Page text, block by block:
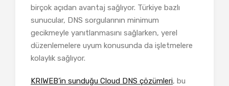
birçok açıdan avantaj sağlıyor. Türkiye bazlı
sunucular, DNS sorgularının minimum
gecikmeyle yanıtlanmasını sağlarken, yerel
düzenlemelere uyum konusunda da işletmelere
kolaylık sağlıyor.
KRIWEB’in sunduğu Cloud DNS çözümleri, bu